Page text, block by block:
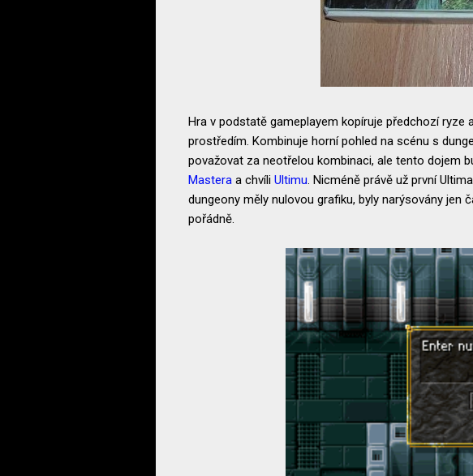
Hra v podstatě gameplayem kopíruje předchozí ryze
prostředím. Kombinuje horní pohled na scénu s
považovat za neotřelou kombinaci, ale tento dojem
Mastera a chvíli Ultimu. Nicméně právě už první
dungeony měly nulovou grafiku, byly narýsovány jen
pořádně.